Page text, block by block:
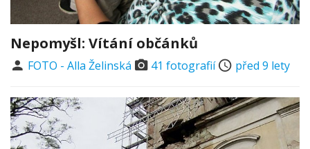
Nepomyšl: Vítání občánků
FOTO - Alla Želinská 41 fotografií před 9 lety